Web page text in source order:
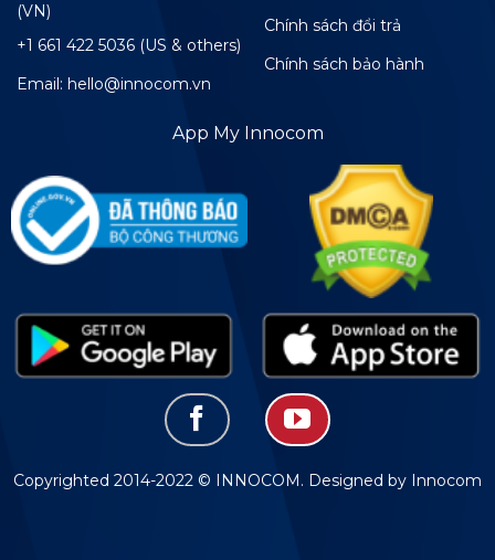
(VN)
+1 661 422 5036 (US & others)
Email: hello@innocom.vn
Chính sách đổi trả
Chính sách bảo hành
App My Innocom
Copyrighted 2014-2022 © INNOCOM. Designed by Innocom